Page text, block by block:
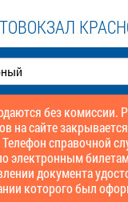
без комиссии.
на сайте
Телефон справочной
электронным
документа
которого был